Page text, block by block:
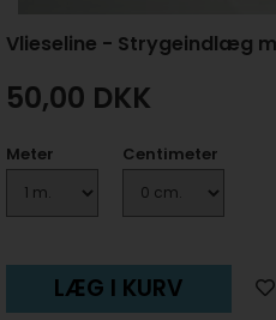
Vlieseline - Strygeindlæg
50,00 DKK
Meter Centimeter
LÆG I KURV